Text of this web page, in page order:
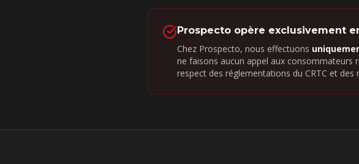
Prospecto opère exclusivement
Chez Prospecto, nous effectuons
ne faisons aucun appel aux consommateurs
respect des réglementations du CRTC et des